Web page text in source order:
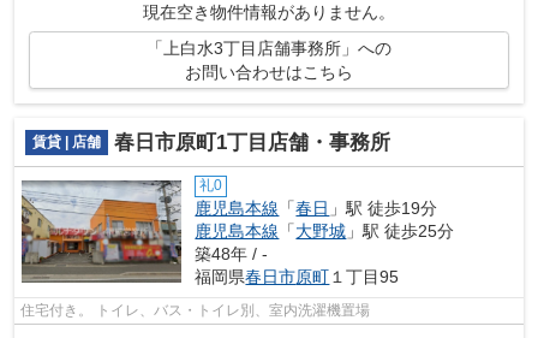
現在空き物件情報がありません。
「上白水3丁目店舗事務所」への
お問い合わせはこちら
賃貸 | 店舗 春日市原町1丁目店舗・事務所
礼0
鹿児島本線 「春日 」駅 徒歩19分
鹿児島本線 「大野城 」駅 徒歩25分
築48年 / -
福岡県春日市原町 １丁目95
住宅付き。 トイレ、バス・トイレ別、室内洗濯機置場